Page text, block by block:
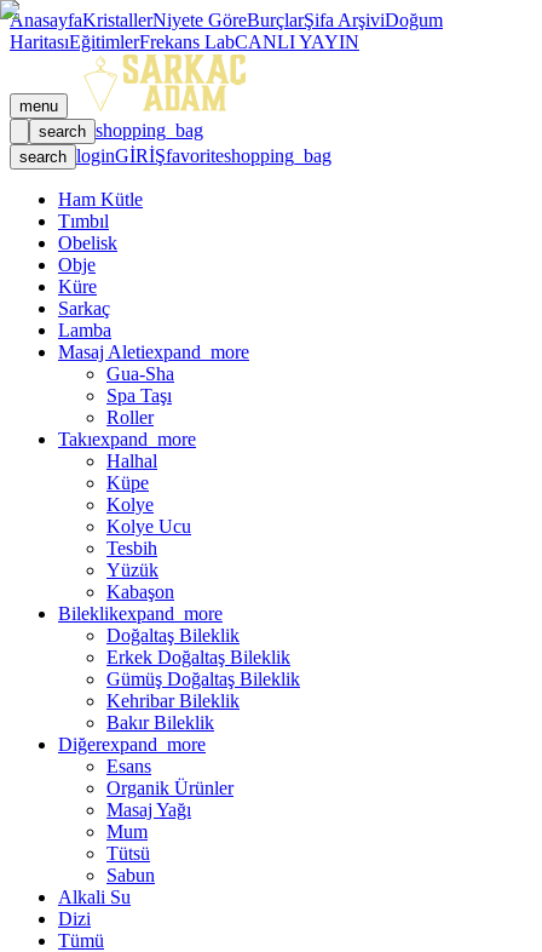
AnasayfaKristallerNiyete GöreBurçlarŞifa ArşiviDoğum
HaritasıEğitimlerFrekans LabCANLI YAYIN
menu
search shopping_bag
search loginGİRİŞfavoriteshopping_bag
Ham Kütle
Tımbıl
Obelisk
Obje
Küre
Sarkaç
Lamba
Masaj Aletiexpand_more
Gua-Sha
Spa Taşı
Roller
Takıexpand_more
Halhal
Küpe
Kolye
Kolye Ucu
Tesbih
Yüzük
Kabaşon
Bileklikexpand_more
Doğaltaş Bileklik
Erkek Doğaltaş Bileklik
Gümüş Doğaltaş Bileklik
Kehribar Bileklik
Bakır Bileklik
Diğerexpand_more
Esans
Organik Ürünler
Masaj Yağı
Mum
Tütsü
Sabun
Alkali Su
Dizi
Tümü